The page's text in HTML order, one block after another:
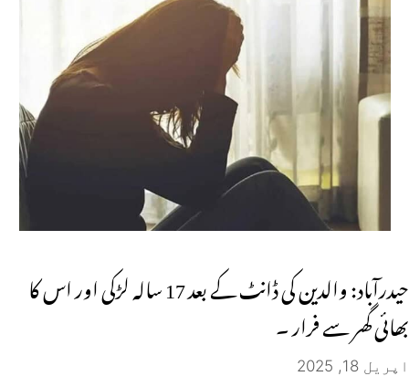
حیدرآباد: والدین کی ڈانٹ کے بعد 17 سالہ لڑکی اور اس کا
بھائی گھر سے فرار ۔
اپریل 18, 2025